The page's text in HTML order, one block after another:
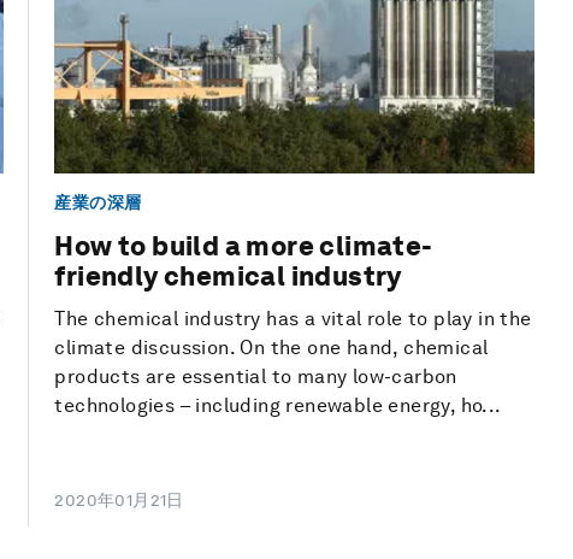
産業の深層
How to build a more climate-
friendly chemical industry
The chemical industry has a vital role to play in the
climate discussion. On the one hand, chemical
products are essential to many low-carbon
technologies – including renewable energy, ho...
2020年01月21日